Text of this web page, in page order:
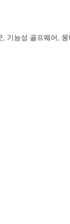
, 기능성 골프웨어, 몽